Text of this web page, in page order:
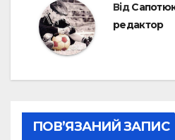
Від
редактор
ПОВ’ЯЗАНИЙ ЗАПИС